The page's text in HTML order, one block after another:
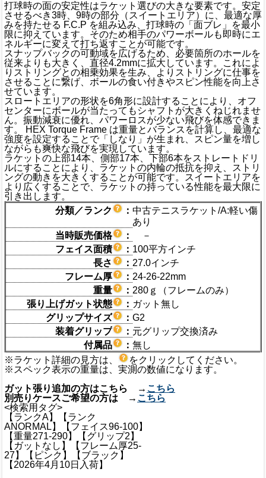
打球時の面の安定性はラケット選びの大きな要素です。安定
させるべき3時、9時の部分（スイートエリア）に、最適な厚
みを持たせる F.C.P を組み込み、打球時の「面ブレ」を最小
限に抑えています。そのため相手のパワーボールも即時にエ
ネルギーに変えて打ち返すことが可能です。
スナップバックの可動域を広げるため、必要箇所のホールを
従来よりも大きく、直径4.2mmに拡大しています。これによ
りストリングとの相乗効果を生み、よりストリングに仕事を
させることに繋げ、ボールの食い付きやスピン性能を向上さ
せています。
スロートエリアの形状を6角形に設計することにより、オフ
センターにボールが当たってもシャフトが大きくねじれませ
ん。振動減衰に優れ、パワーロスが少ない飛びを体感できま
す。 HEX Torque Frame は重量とバランスを計算し、最適な
強度を設定することで「しなり」が生まれ、スピン量を増し
ながらも爽快な飛びを実現しています。
ラケットの上部14本、側部17本、下部6本をストレートドリ
ルにすることにより、ラケットの内輪の抵抗を抑え、ストリ
ングの動きを大きくすることが可能です。スイートエリアを
より広くすることで、ラケットの持っている性能を最大限に
引き出します。
分類／ランク
： 中古テニスラケット/A:軽い傷
あり
当時販売価格
：
－
フェイス面積
： 100平方インチ
長さ
： 27.0インチ
フレーム厚
： 24-26-22mm
重量
： 280ｇ（フレームのみ）
張り上げガット状態
： ガット無し
グリップサイズ
： G2
装着グリップ
： 元グリップ交換済み
付属品
： 無し
※ラケット詳細の見方は、
をクリックしてください。
※スペック表示の重量は、実測の数値になります。
ガット張り追加の方はこちら → こちら
別売りケースご希望の方は → こちら
<検索用タグ>
【ランクA】【ランク
ANORMAL】【フェイス96-100】
【重量271-290】【グリップ2】
【ガットなし】【フレーム厚25-
27】【ピンク】【ブラック】
【2026年4月10日入荷】